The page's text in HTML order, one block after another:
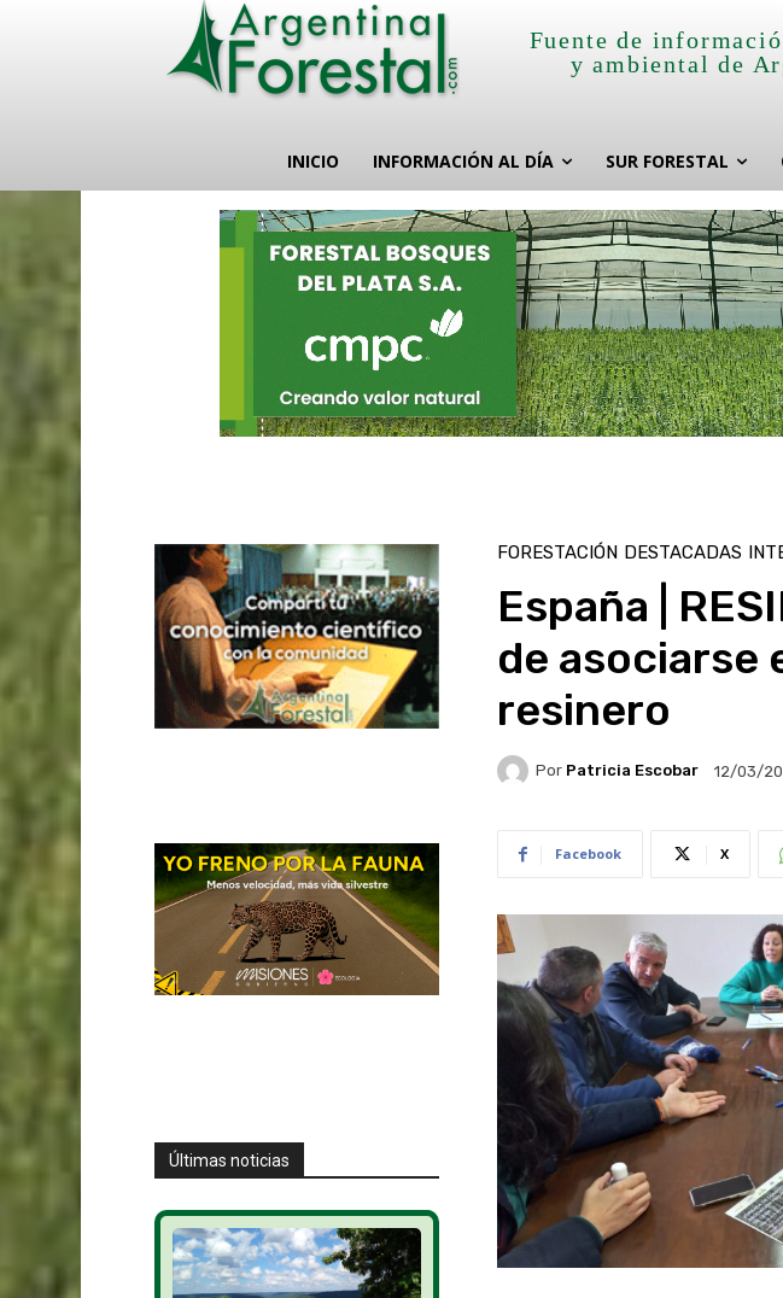
Fuente de
y ambiental de
INICIO INFORMACIÓN AL DÍA SUR FORESTAL
Últimas noticias
FORESTACIÓN DESTACADAS
España |
de asociarse
resinero
Por Patricia Escobar 12/03/
Facebook X